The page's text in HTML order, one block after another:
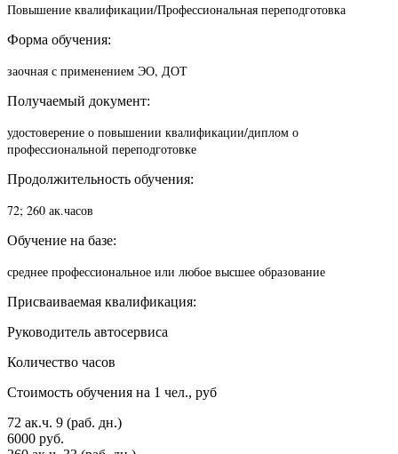
Повышение квалификации/Профессиональная переподготовка
Форма обучения:
заочная с применением ЭО, ДОТ
Получаемый документ:
удостоверение о повышении квалификации/диплом о
профессиональной переподготовке
Продолжительность обучения:
72; 260 ак.часов
Обучение на базе:
среднее профессиональное или любое высшее образование
Присваиваемая квалификация:
Руководитель автосервиса
Количество часов
Стоимость обучения на 1 чел., руб
72 ак.ч. 9 (раб. дн.)
6000 руб.